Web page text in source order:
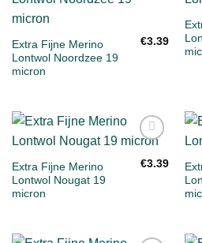
Extra Fijne Merino
Lontwol Noordzee 19
micron
€3.39
aan
Extra Fijne Merino
Lontwol Nougat 19
micron
€3.39